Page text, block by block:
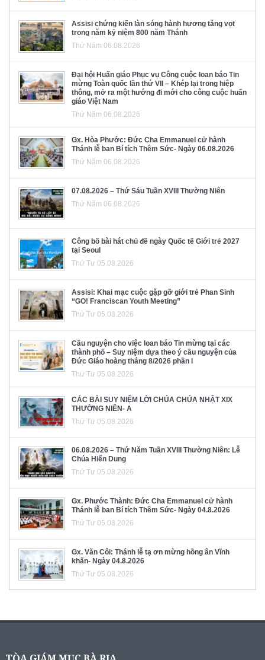
Assisi chứng kiến làn sóng hành hương tăng vọt
trong năm kỷ niệm 800 năm Thánh
Thứ Năm 06.08.2026
Đại hội Huấn giáo Phục vụ Công cuộc loan báo Tin
mừng Toàn quốc lần thứ VII – Khép lại trong hiệp
thông, mở ra một hướng đi mới cho công cuộc huấn
giáo Việt Nam
Thứ Năm 06.08.2026
Gx. Hòa Phước: Đức Cha Emmanuel cử hành
Thánh lễ ban Bí tích Thêm Sức- Ngày 06.08.2026
Thứ Năm 06.08.2026
07.08.2026 – Thứ Sáu Tuần XVIII Thường Niên
Thứ Năm 06.08.2026
Công bố bài hát chủ đề ngày Quốc tế Giới trẻ 2027
tại Seoul
Thứ Tư 05.08.2026
Assisi: Khai mạc cuộc gặp gỡ giới trẻ Phan Sinh
“GO! Franciscan Youth Meeting”
Thứ Tư 05.08.2026
Cầu nguyện cho việc loan báo Tin mừng tại các
thành phố – Suy niệm dựa theo ý cầu nguyện của
Đức Giáo hoàng tháng 8/2026 phần I
Thứ Tư 05.08.2026
CÁC BÀI SUY NIỆM LỜI CHÚA CHÚA NHẬT XIX
THƯỜNG NIÊN- A
Thứ Tư 05.08.2026
06.08.2026 – Thứ Năm Tuần XVIII Thường Niên: Lễ
Chúa Hiển Dung
Thứ Tư 05.08.2026
Gx. Phước Thành: Đức Cha Emmanuel cử hành
Thánh lễ ban Bí tích Thêm Sức- Ngày 04.8.2026
Thứ Tư 05.08.2026
Gx. Văn Côi: Thánh lễ tạ ơn mừng hồng ân Vĩnh
khấn- Ngày 04.8.2026
Thứ Tư 05.08.2026